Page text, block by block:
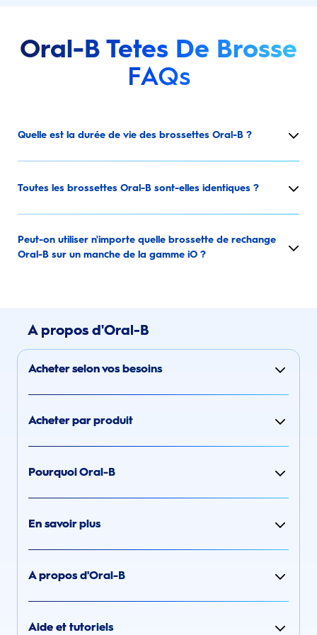
Oral-B Tetes De Brosse
FAQs
Quelle est la durée de vie des brossettes Oral-B ?
Toutes les brossettes Oral-B sont-elles identiques ?
Peut-on utiliser n'importe quelle brossette de rechange
Oral-B sur un manche de la gamme iO ?
A propos d'Oral-B
Acheter selon vos besoins
Acheter par produit
Pourquoi Oral-B
En savoir plus
A propos d'Oral-B
Aide et tutoriels